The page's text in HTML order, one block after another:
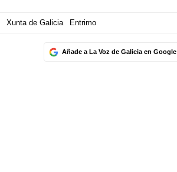
Xunta de Galicia Entrimo
Añade a La Voz de Galicia en Google